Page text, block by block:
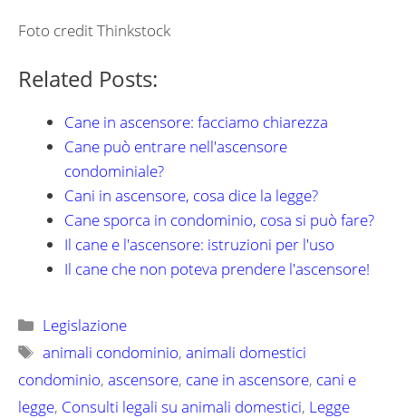
Foto credit Thinkstock
Related Posts:
Cane in ascensore: facciamo chiarezza
Cane può entrare nell'ascensore
condominiale?
Cani in ascensore, cosa dice la legge?
Cane sporca in condominio, cosa si può fare?
Il cane e l'ascensore: istruzioni per l'uso
Il cane che non poteva prendere l'ascensore!
Categorie
Legislazione
Tag
animali condominio,animali domestici
condominio, ascensore, cane in ascensore, cani e
legge, Consulti legali su animali domestici, Legge